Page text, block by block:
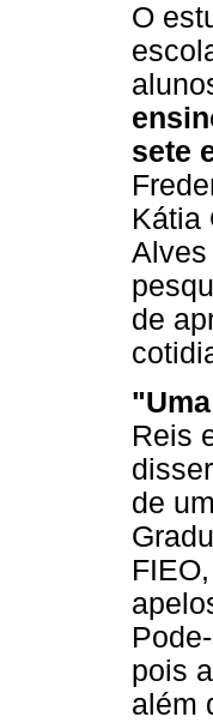
O
sete
Kátia
de
Reis
de
pois
além